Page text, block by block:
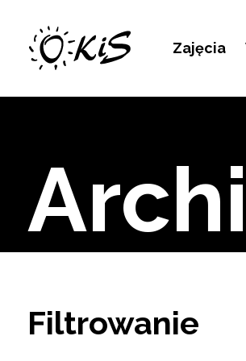
Zajęcia
Kontakt
Filtrowanie